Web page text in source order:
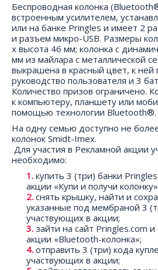
Беспроводная колонка
встроенным усилителем,
или на банке Pringles и имеет 2
и разъем микро-USB. Размеры
x высота 46 мм; колонка с
мм из майлара с металлической
выкрашена в красный цвет, к ней
руководство пользователя и 3
Количество призов ограничено.
к компьютеру, планшету или
помощью технологии Bluetooth®.
На одну семью доступно не
колонок Smidt-Imex.
Для участия в Рекламной акции
необходимо:
купить 3 (три) банки
акции «Купи и получи
снять крышку, найти и
указанные под мембраной 3
участвующих в акции;
зайти на сайт Pringles.com
акции «Bluetooth-колонка»;
отправить 3 (три) кода
участвующих в акции;